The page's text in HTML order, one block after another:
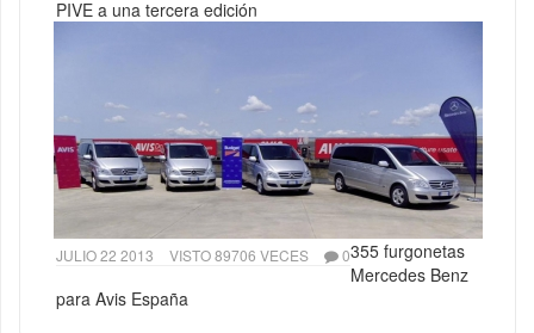
PIVE a una tercera edición
JULIO 22 2013 VISTO 89706 VECES 0355 furgonetas
Mercedes Benz
para Avis España